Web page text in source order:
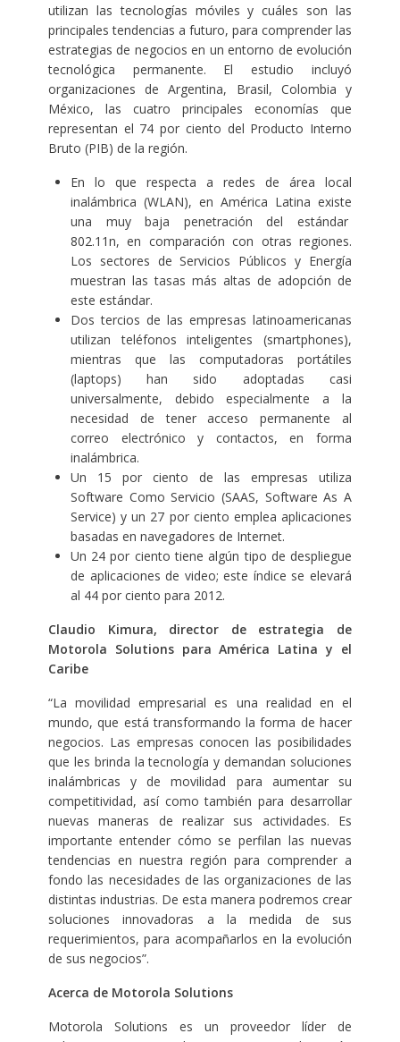
utilizan las tecnologías móviles y cuáles son las
principales tendencias a futuro, para comprender las
estrategias de negocios en un entorno de evolución
tecnológica permanente. El estudio incluyó
organizaciones de Argentina, Brasil, Colombia y
México, las cuatro principales economías que
representan el 74 por ciento del Producto Interno
Bruto (PIB) de la región.
En lo que respecta a redes de área local
inalámbrica (WLAN), en América Latina existe
una muy baja penetración del estándar
802.11n, en comparación con otras regiones.
Los sectores de Servicios Públicos y Energía
muestran las tasas más altas de adopción de
este estándar.
Dos tercios de las empresas latinoamericanas
utilizan teléfonos inteligentes (smartphones),
mientras que las computadoras portátiles
(laptops) han sido adoptadas casi
universalmente, debido especialmente a la
necesidad de tener acceso permanente al
correo electrónico y contactos, en forma
inalámbrica.
Un 15 por ciento de las empresas utiliza
Software Como Servicio (SAAS, Software As A
Service) y un 27 por ciento emplea aplicaciones
basadas en navegadores de Internet.
Un 24 por ciento tiene algún tipo de despliegue
de aplicaciones de video; este índice se elevará
al 44 por ciento para 2012.
Claudio Kimura, director de estrategia de
Motorola Solutions para América Latina y el
Caribe
“La movilidad empresarial es una realidad en el
mundo, que está transformando la forma de hacer
negocios. Las empresas conocen las posibilidades
que les brinda la tecnología y demandan soluciones
inalámbricas y de movilidad para aumentar su
competitividad, así como también para desarrollar
nuevas maneras de realizar sus actividades. Es
importante entender cómo se perfilan las nuevas
tendencias en nuestra región para comprender a
fondo las necesidades de las organizaciones de las
distintas industrias. De esta manera podremos crear
soluciones innovadoras a la medida de sus
requerimientos, para acompañarlos en la evolución
de sus negocios”.
Acerca de Motorola Solutions
Motorola Solutions es un proveedor líder de